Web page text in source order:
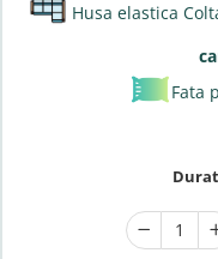
Husa elastica
Fata